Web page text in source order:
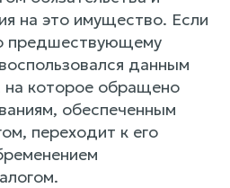
на это имущество. Если
предшествующему
данным
которое обращено
обеспеченным
переходит к его